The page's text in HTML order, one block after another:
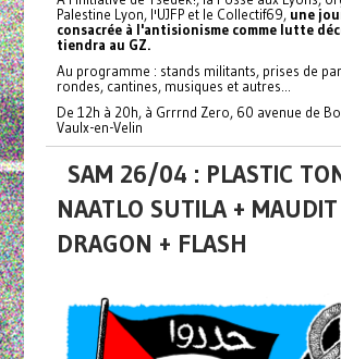
Palestine Lyon, l'UJFP et le Collectif69, une
consacrée à l'antisionisme comme lutte
tiendra au GZ.
Au programme : stands militants, prises de
rondes, cantines, musiques et autres...
De 12h à 20h, à Grrrnd Zero, 60 avenue de
Vaulx-en-Velin
SAM 26/04 : PLASTIC
NAATLO SUTILA + MAUDIT
DRAGON + FLASH